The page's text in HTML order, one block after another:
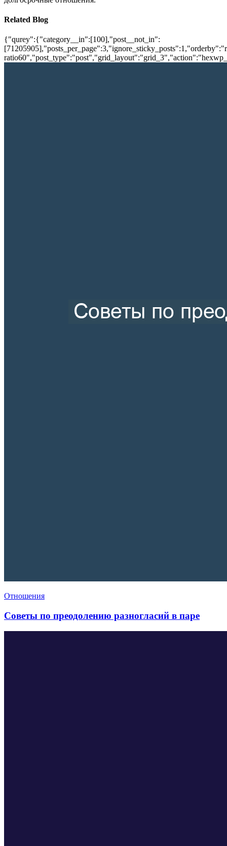
Related Blog
{"qurey":{"category__in":[100],"post__not_in":
Отношения
Советы по преодолению разногласий в паре